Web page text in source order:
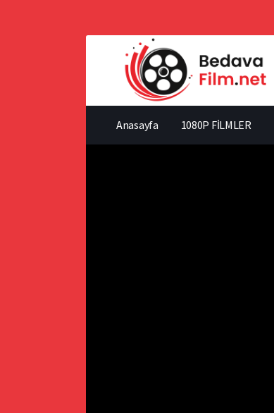
Anasayfa 1080P FİLMLER